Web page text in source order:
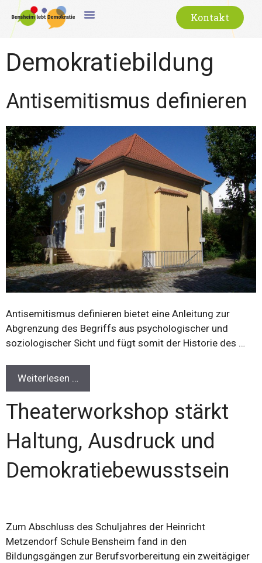
springen
Kontakt
Demokratiebildung
Antisemitismus definieren
Antisemitismus definieren bietet eine Anleitung zur
Abgrenzung des Begriffs aus psychologischer und
soziologischer Sicht und fügt somit der Historie des …
Weiterlesen …
Theaterworkshop stärkt
Haltung, Ausdruck und
Demokratiebewusstsein
Zum Abschluss des Schuljahres der Heinricht
Metzendorf Schule Bensheim fand in den
Bildungsgängen zur Berufsvorbereitung ein zweitägiger